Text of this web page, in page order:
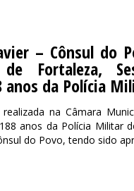
– Cônsul do
Fortaleza,
da Polícia
na Câmara
anos da Polícia Militar
do Povo, tendo sido